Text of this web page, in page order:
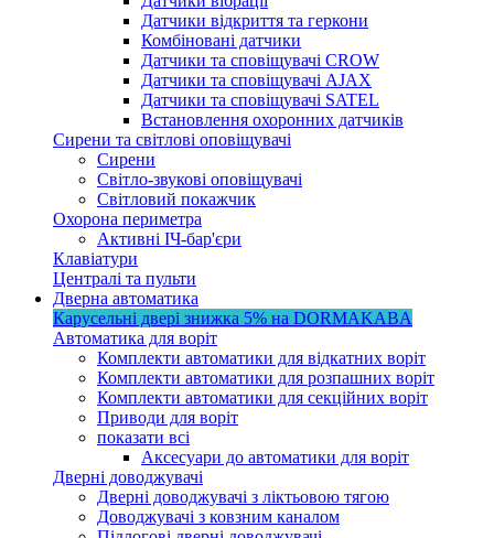
Датчики відкриття та геркони
Комбіновані датчики
Датчики та сповіщувачі CROW
Датчики та сповіщувачі AJAX
Датчики та сповіщувачі SATEL
Встановлення охоронних датчиків
Сирени та світлові оповіщувачі
Сирени
Світло-звукові оповіщувачі
Світловий покажчик
Охорона периметра
Активні ІЧ-бар'єри
Клавіатури
Централі та пульти
Дверна автоматика
Карусельні двері знижка 5% на DORMAKABA
Автоматика для воріт
Комплекти автоматики для відкатних воріт
Комплекти автоматики для розпашних воріт
Комплекти автоматики для секційних воріт
Приводи для воріт
показати всі
Аксесуари до автоматики для воріт
Дверні доводжувачі
Дверні доводжувачі з ліктьовою тягою
Доводжувачі з ковзним каналом